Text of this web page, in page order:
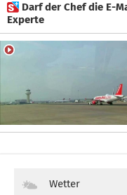
 Darf der Chef die E-Mails überwachen? Das sagt der
Experte
Wetter